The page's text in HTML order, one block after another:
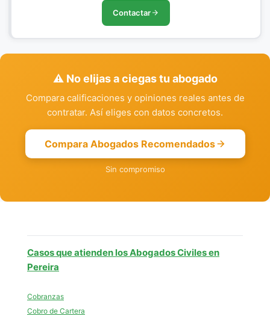
Contactar
⚠️ No elijas a ciegas tu abogado
Compara calificaciones y opiniones reales antes de
contratar. Así eliges con datos concretos.
Compara Abogados Recomendados
Sin compromiso
Casos que atienden los Abogados Civiles en
Pereira
Cobranzas
Cobro de Cartera